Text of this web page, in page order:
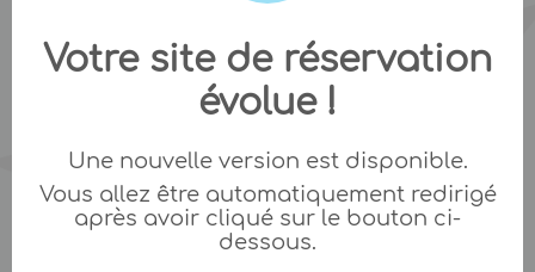
Votre site de réservation
évolue !
Une nouvelle version est disponible.
Vous allez être automatiquement redirigé
après avoir cliqué sur le bouton ci-
dessous.